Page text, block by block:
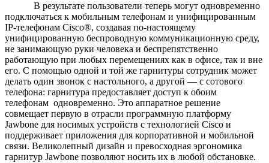
В результате пользователи теперь могут одновременно
подключаться к мобильным телефонам и унифицированным
IP-телефонам Cisco®, создавая по-настоящему
унифицированную беспроводную коммуникационную среду,
не занимающую руки человека и беспрепятственно
работающую при любых перемещениях как в офисе, так и вне
его. С помощью одной и той же гарнитуры сотрудник может
делать один звонок с настольного, а другой — с сотового
телефона: гарнитура предоставляет доступ к обоим
телефонам одновременно. Это аппаратное решение
совмещает первую в отрасли программную платформу
Jawbone для носимых устройств с технологией Cisco и
поддерживает приложения для корпоративной и мобильной
связи. Великолепный дизайн и превосходная эргономика
гарнитур Jawbone позволяют носить их в любой обстановке.